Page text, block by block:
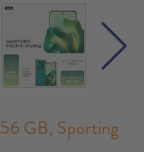
GB, Sporting